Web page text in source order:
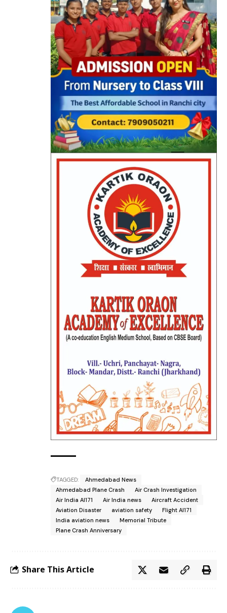
TAGGED:
Ahmedabad News
Ahmedabad Plane Crash
Air Crash Investigation
Air India AI171
Air India news
Aircraft Accident
Aviation Disaster
aviation safety
Flight AI171
India aviation news
Memorial Tribute
Plane Crash Anniversary
Share This Article